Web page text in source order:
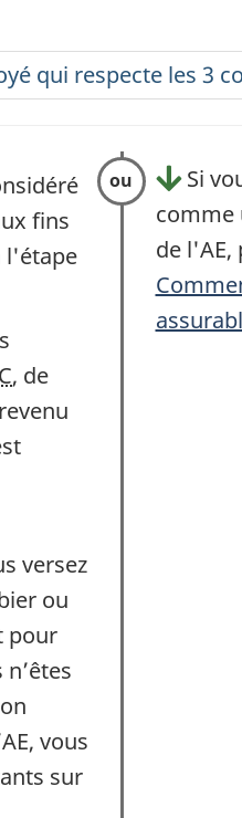
qui respecte les 3
fins
l'étape
, de
versez
ou
pour
vous
sur
Si
comme
de l'AE,